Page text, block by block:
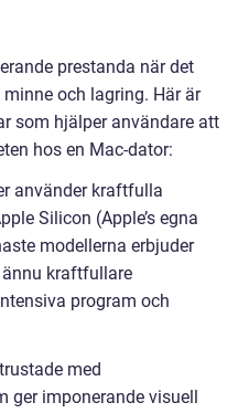
prestanda när det
och lagring. Här är
som hjälper användare att
hos en Mac-dator:
använder kraftfulla
Silicon (Apple’s egna
modellerna erbjuder
kraftfullare
program och
med
ger imponerande visuell